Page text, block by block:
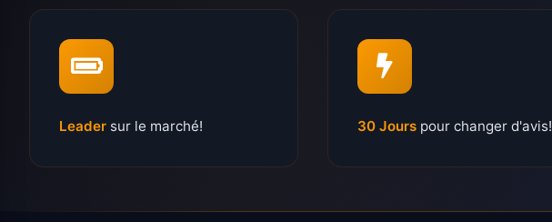
Leader sur le marché! 30 Jours pour changer d'avis!